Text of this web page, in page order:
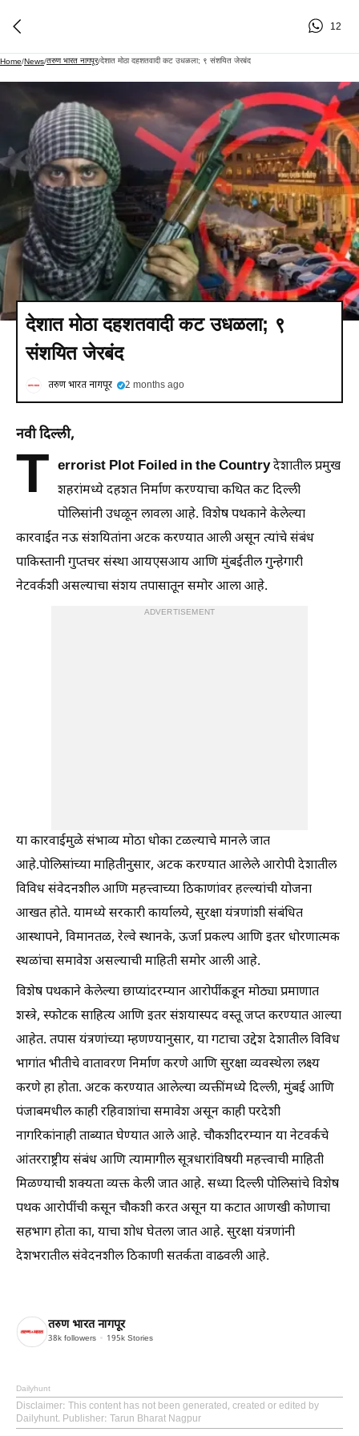
12
Home/News/तरुण भारत नागपूर/देशात मोठा दहशतवादी कट उधळला; ९ संशयित जेरबंद
देशात मोठा दहशतवादी कट उधळला; ९
संशयित जेरबंद
तरुण भारत नागपूर 2 months ago
नवी दिल्ली,
T errorist Plot Foiled in the Countryदेशातील प्रमुख
शहरांमध्ये दहशत निर्माण करण्याचा कथित कट दिल्ली
पोलिसांनी उधळून लावला आहे. विशेष पथकाने केलेल्या
कारवाईत नऊ संशयितांना अटक करण्यात आली असून त्यांचे संबंध
पाकिस्तानी गुप्तचर संस्था आयएसआय आणि मुंबईतील गुन्हेगारी
नेटवर्कशी असल्याचा संशय तपासातून समोर आला आहे.
ADVERTISEMENT
या कारवाईमुळे संभाव्य मोठा धोका टळल्याचे मानले जात
आहे.पोलिसांच्या माहितीनुसार, अटक करण्यात आलेले आरोपी देशातील
विविध संवेदनशील आणि महत्त्वाच्या ठिकाणांवर हल्ल्यांची योजना
आखत होते. यामध्ये सरकारी कार्यालये, सुरक्षा यंत्रणांशी संबंधित
आस्थापने, विमानतळ, रेल्वे स्थानके, ऊर्जा प्रकल्प आणि इतर धोरणात्मक
स्थळांचा समावेश असल्याची माहिती समोर आली आहे.
विशेष पथकाने केलेल्या छाप्यांदरम्यान आरोपींकडून मोठ्या प्रमाणात
शस्त्रे, स्फोटक साहित्य आणि इतर संशयास्पद वस्तू जप्त करण्यात आल्या
आहेत. तपास यंत्रणांच्या म्हणण्यानुसार, या गटाचा उद्देश देशातील विविध
भागांत भीतीचे वातावरण निर्माण करणे आणि सुरक्षा व्यवस्थेला लक्ष्य
करणे हा होता. अटक करण्यात आलेल्या व्यक्तींमध्ये दिल्ली, मुंबई आणि
पंजाबमधील काही रहिवाशांचा समावेश असून काही परदेशी
नागरिकांनाही ताब्यात घेण्यात आले आहे. चौकशीदरम्यान या नेटवर्कचे
आंतरराष्ट्रीय संबंध आणि त्यामागील सूत्रधारांविषयी महत्त्वाची माहिती
मिळण्याची शक्यता व्यक्त केली जात आहे. सध्या दिल्ली पोलिसांचे विशेष
पथक आरोपींची कसून चौकशी करत असून या कटात आणखी कोणाचा
सहभाग होता का, याचा शोध घेतला जात आहे. सुरक्षा यंत्रणांनी
देशभरातील संवेदनशील ठिकाणी सतर्कता वाढवली आहे.
तरुण भारत नागपूर
38k followers 195k Stories
Dailyhunt
Disclaimer: This content has not been generated, created or edited by
Dailyhunt. Publisher: Tarun Bharat Nagpur